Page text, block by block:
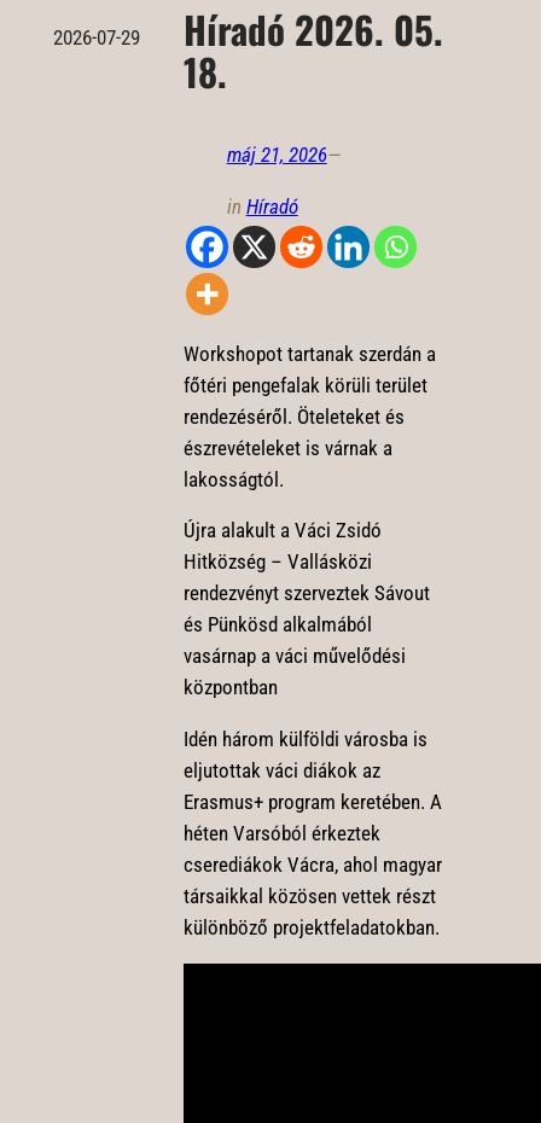
2026-07-29 Híradó 2026. 05.
18.
máj 21, 2026—
in Híradó
Workshopot tartanak szerdán a
főtéri pengefalak körüli terület
rendezéséről. Öteleteket és
észrevételeket is várnak a
lakosságtól.
Újra alakult a Váci Zsidó
Hitközség – Vallásközi
rendezvényt szerveztek Sávout
és Pünkösd alkalmából
vasárnap a váci művelődési
központban
Idén három külföldi városba is
eljutottak váci diákok az
Erasmus+ program keretében. A
héten Varsóból érkeztek
cserediákok Vácra, ahol magyar
társaikkal közösen vettek részt
különböző projektfeladatokban.